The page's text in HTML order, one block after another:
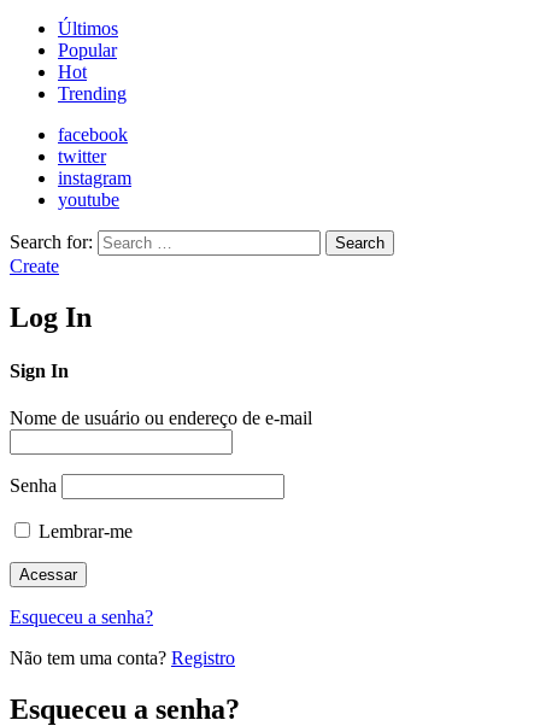
Últimos
Popular
Hot
Trending
facebook
twitter
instagram
youtube
Search for: Search
Create
Log In
Sign In
Nome de usuário ou endereço de e-mail
Senha
Lembrar-me
Esqueceu a senha?
Não tem uma conta? Registro
Esqueceu a senha?